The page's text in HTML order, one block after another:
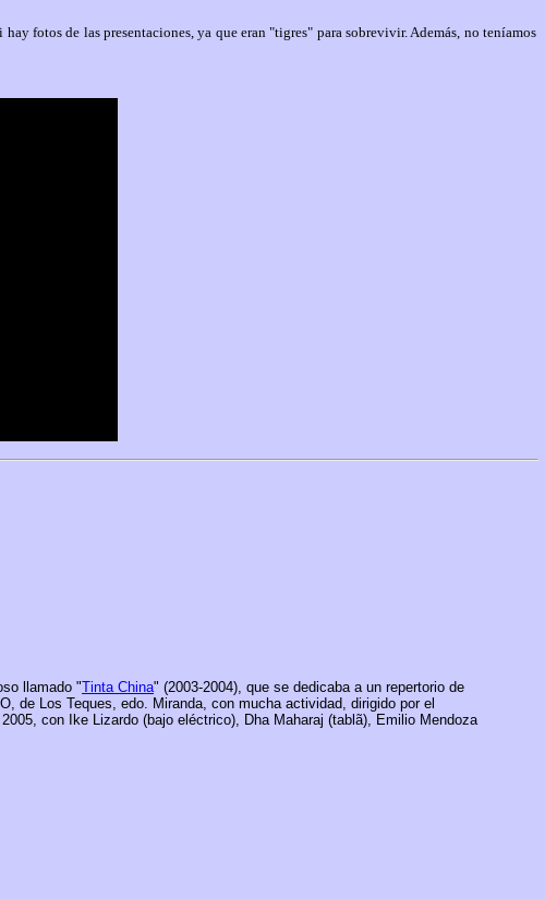
fotos de las presentaciones, ya que eran "tigres" para sobrevivir. Además, no teníamos
llamado "Tinta China" (2003-2004), que se dedicaba a un repertorio de
de Los Teques, edo. Miranda, con mucha actividad, dirigido por el
, con Ike Lizardo (bajo eléctrico), Dha Maharaj (tablã), Emilio Mendoza